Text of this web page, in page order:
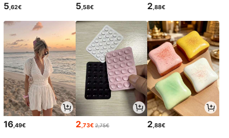
5 ,62€ 5 ,58€ 2 ,88€
16,49€ 2,73€ 2,75€ 2,88€